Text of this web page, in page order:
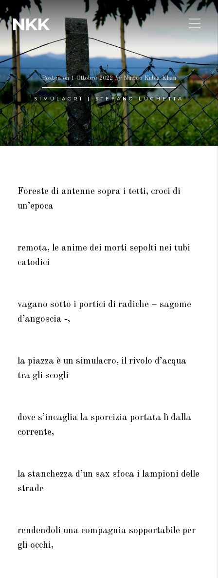
NKK
Posted on1 Ottobre 2022byNucleo Kubla Khan
SIMULACRI | STEFANO LUCHETTA
Foreste di antenne sopra i tetti, croci di
un’epoca
remota, le anime dei morti sepolti nei tubi
catodici
vagano sotto i portici di radiche – sagome
d’angoscia -,
la piazza è un simulacro, il rivolo d’acqua
tra gli scogli
dove s’incaglia la sporcizia portata lì dalla
corrente,
la stanchezza d’un sax sfoca i lampioni delle
strade
rendendoli una compagnia sopportabile per
gli occhi,